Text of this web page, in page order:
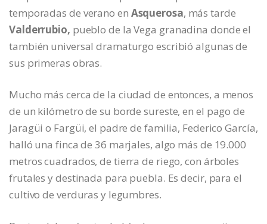
temporadas de verano en Asquerosa, más tarde
Valderrubio, pueblo de la Vega granadina donde el
también universal dramaturgo escribió algunas de
sus primeras obras.
Mucho más cerca de la ciudad de entonces, a menos
de un kilómetro de su borde sureste, en el pago de
Jaragüi o Fargüi, el padre de familia, Federico García,
halló una finca de 36 marjales, algo más de 19.000
metros cuadrados, de tierra de riego, con árboles
frutales y destinada para puebla. Es decir, para el
cultivo de verduras y legumbres.